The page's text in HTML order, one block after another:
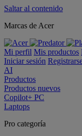
Saltar al contenido
Marcas de Acer
Mi perfil Mis productos
Iniciar sesión
AI
Productos
Productos nuevos
Copilot+ PC
Laptops
Pro categoría